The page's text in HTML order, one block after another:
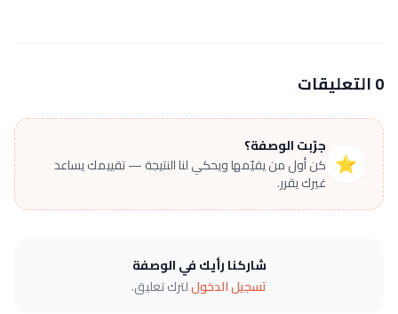
0 التعليقات
⭐
جرّبت الوصفة؟
كن أول من يقيّمها ويحكي لنا النتيجة — تقييمك يساعد
غيرك يقرر.
شاركنا رأيك في الوصفة
تسجيل الدخوللترك تعليق.